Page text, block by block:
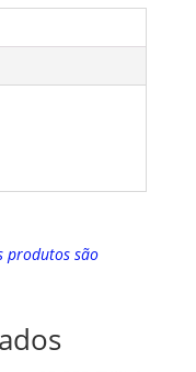
produtos são